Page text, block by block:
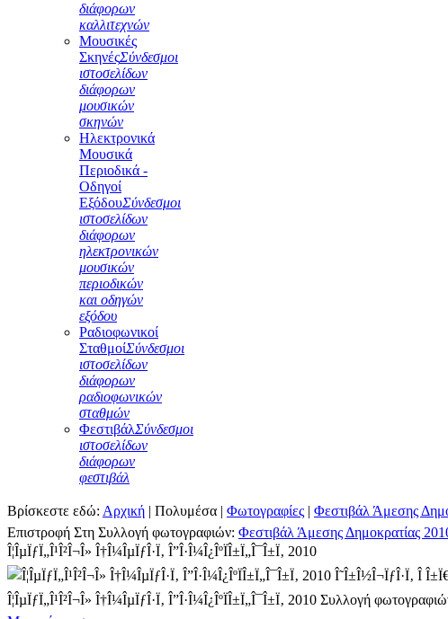
διάφορων
καλλιτεχνών
Μουσικές
ΣκηνέςΣύνδεσμοι
ιστοσελίδων
διάφορων
μουσικών
σκηνών
Ηλεκτρονικά
Μουσικά
Περιοδικά -
Οδηγοί
ΕξόδουΣύνδεσμοι
ιστοσελίδων
διάφορων
ηλεκτρονικών
μουσικών
περιοδικών
και οδηγών
εξόδου
Ραδιοφωνικοί
ΣταθμοίΣύνδεσμοι
ιστοσελίδων
διάφορων
ραδιοφωνικών
σταθμών
ΦεστιβάλΣύνδεσμοι
ιστοσελίδων
διάφορων
φεστιβάλ
Βρίσκεστε εδώ: Αρχική | Πολυμέσα | Φωτογραφίες | Φεστιβάλ Άμεσης
Επιστροφή Στη Συλλογή φωτογραφιών: Φεστιβάλ Άμεσης Δημοκρατίας
Î¦ÎµÏƒÏ„Î¹Î²Î¬Î» Î†Î¼ÎµÏƒÎ·Ï‚ Î”Î·Î¼Î¿ÎºÏÎ±Ï„Î¯Î±Ï‚ 2010
Î˜Î±Î½Î¬ÏƒÎ·Ï‚ Î
Î¦ÎµÏƒÏ„Î¹Î²Î¬Î» Î†Î¼ÎµÏƒÎ·Ï‚ Î”Î·Î¼Î¿ÎºÏÎ±Ï„Î¯Î±Ï‚ 2010 Συλλογή